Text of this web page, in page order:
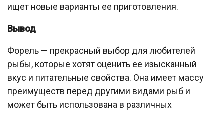
ищет новые варианты ее приготовления.
Вывод
Форель — прекрасный выбор для любителей
рыбы, которые хотят оценить ее изысканный
вкус и питательные свойства. Она имеет массу
преимуществ перед другими видами рыб и
может быть использована в различных